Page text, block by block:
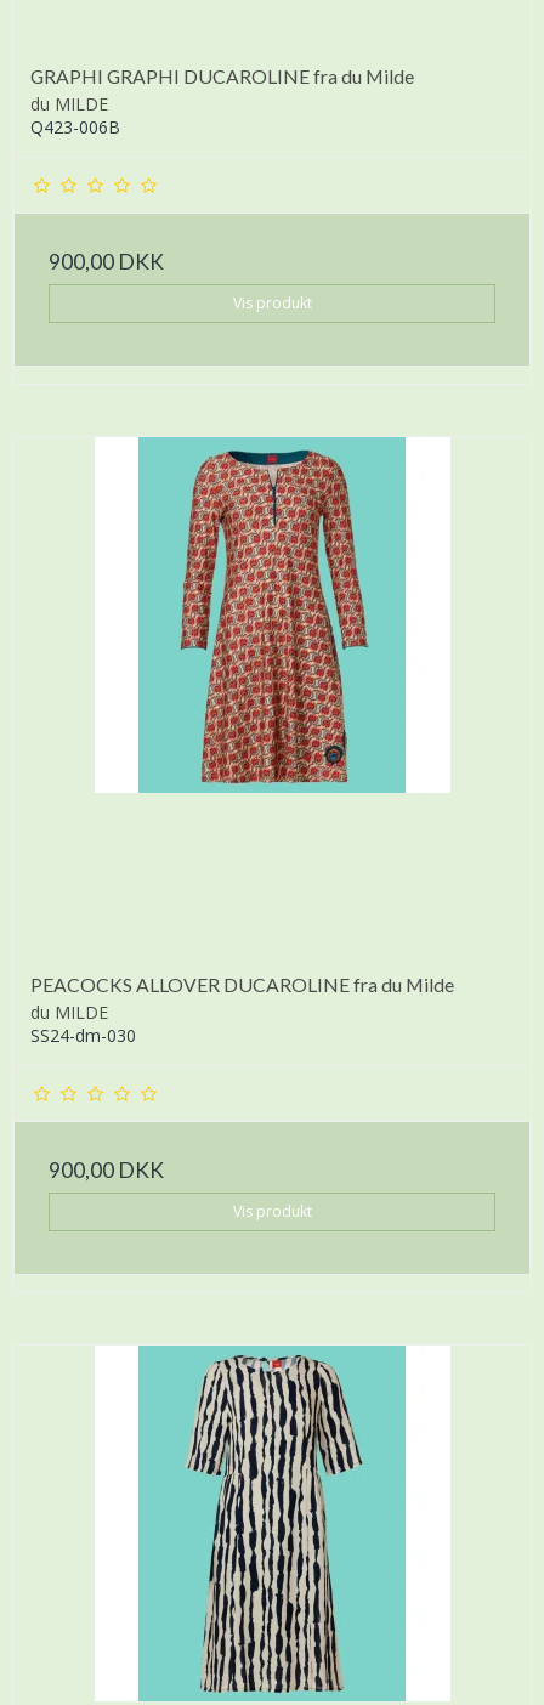
GRAPHI GRAPHI DUCAROLINE fra du Milde
du MILDE
Q423-006B
900,00 DKK
Vis produkt
PEACOCKS ALLOVER DUCAROLINE fra du Milde
du MILDE
SS24-dm-030
900,00 DKK
Vis produkt